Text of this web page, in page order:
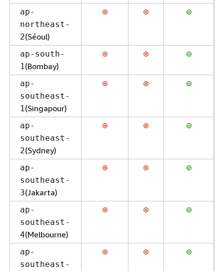
ap-
northeast-
2(Séoul)
ap-south-
1(Bombay)
ap-
southeast-
1(Singapour)
ap-
southeast-
2(Sydney)
ap-
southeast-
3(Jakarta)
ap-
southeast-
4(Melbourne)
ap-
southeast-